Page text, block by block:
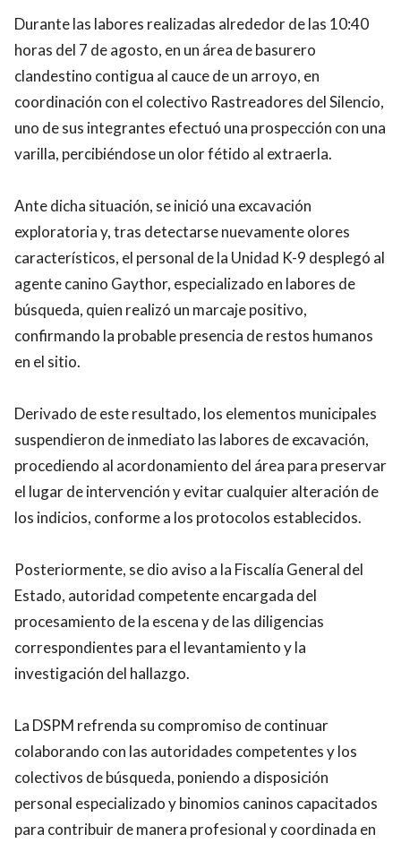
Durante las labores realizadas alrededor de las 10:40
horas del 7 de agosto, en un área de basurero
clandestino contigua al cauce de un arroyo, en
coordinación con el colectivo Rastreadores del Silencio,
uno de sus integrantes efectuó una prospección con una
varilla, percibiéndose un olor fétido al extraerla.
Ante dicha situación, se inició una excavación
exploratoria y, tras detectarse nuevamente olores
característicos, el personal de la Unidad K-9 desplegó al
agente canino Gaythor, especializado en labores de
búsqueda, quien realizó un marcaje positivo,
confirmando la probable presencia de restos humanos
en el sitio.
Derivado de este resultado, los elementos municipales
suspendieron de inmediato las labores de excavación,
procediendo al acordonamiento del área para preservar
el lugar de intervención y evitar cualquier alteración de
los indicios, conforme a los protocolos establecidos.
Posteriormente, se dio aviso a la Fiscalía General del
Estado, autoridad competente encargada del
procesamiento de la escena y de las diligencias
correspondientes para el levantamiento y la
investigación del hallazgo.
La DSPM refrenda su compromiso de continuar
colaborando con las autoridades competentes y los
colectivos de búsqueda, poniendo a disposición
personal especializado y binomios caninos capacitados
para contribuir de manera profesional y coordinada en